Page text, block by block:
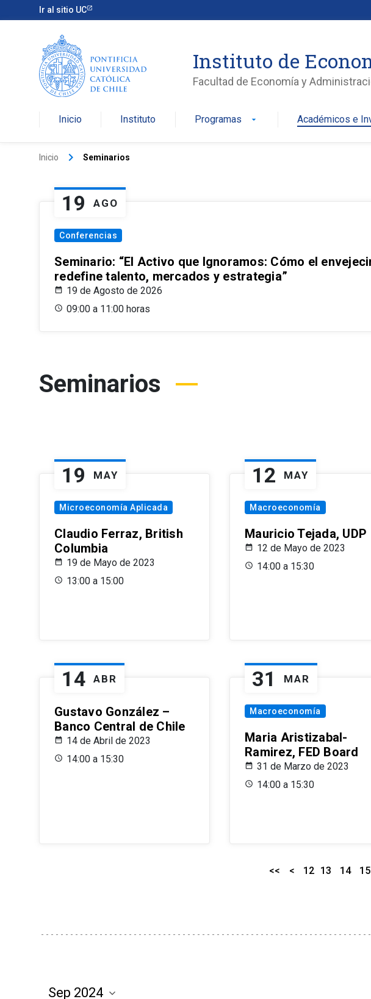
Ir al sitio UC
Instituto de
Facultad de Economía y
Inicio Instituto Programas arrow_drop_down Académicos e
Inicio keyboard_arrow_right Seminarios
19 AGO
Conferencias
Seminario: “El Activo que Ignoramos: Cómo el
redefine talento, mercados y estrategia”
19 de Agosto de 2026
09:00 a 11:00 horas
Seminarios
19 MAY
Microeconomía Aplicada
Claudio Ferraz, British
Columbia
19 de Mayo de 2023
13:00 a 15:00
12 MAY
Macroeconomía
Mauricio Tejada, UDP
12 de Mayo de 2023
14:00 a 15:30
14 ABR
Gustavo González –
Banco Central de Chile
14 de Abril de 2023
14:00 a 15:30
31 MAR
Macroeconomía
Maria Aristizabal-
Ramirez, FED Board
31 de Marzo de 2023
14:00 a 15:30
<< < 12 13 14 15